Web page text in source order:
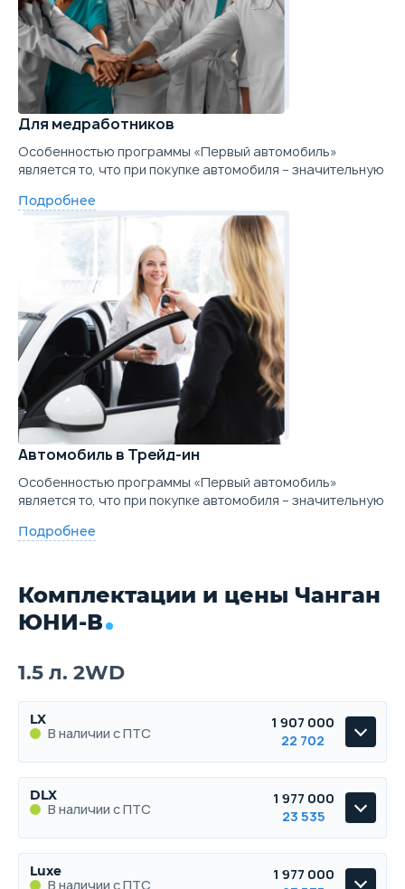
Для медработников
Особенностью программы «Первый автомобиль»
является то, что при покупке автомобиля – значительную
Подробнее
Автомобиль в Трейд-ин
Особенностью программы «Первый автомобиль»
является то, что при покупке автомобиля – значительную
Подробнее
Комплектации и цены Чанган
ЮНИ-В
1.5 л. 2WD
LX
В наличии с ПТС
1 907 000
22 702
LX
В наличии с ПТС
DLX
В наличии с ПТС
1 977 000
23 535
DLX
В наличии с ПТС
Luxe
В наличии с ПТС
1 977 000